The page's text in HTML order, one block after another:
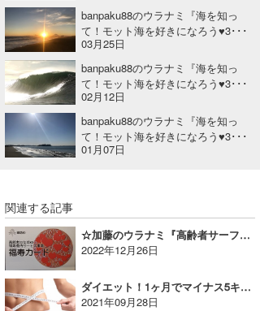
banpaku88のウラナミ『海を知っ
て！モット海を好きになろう♥3･･･
03月25日
banpaku88のウラナミ『海を知っ
て！モット海を好きになろう♥3･･･
02月12日
banpaku88のウラナミ『海を知っ
て！モット海を好きになろう♥3･･･
01月07日
関連する記事
☆加藤のウラナミ『高齢者サーファーにとっての福寿カード!?』
2022年12月26日
ダイエット！1ヶ月でマイナス5キロ|YUKI☆のウラナミ
2021年09月28日